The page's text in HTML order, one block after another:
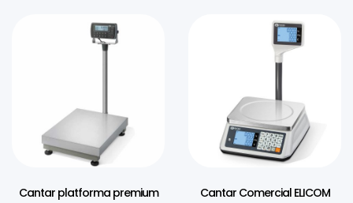
Cantar platforma premium
Cantar Comercial ELICOM